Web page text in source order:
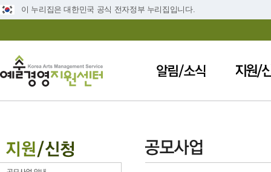
이 누리집은 대한민국 공식 전자정부 누리집입니다.